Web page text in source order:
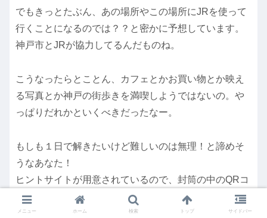
でもきっとたぶん、あの場所やこの場所にJRを使って
行くことになるのでは？？と密かに予想しています。
神戸市とJRが協力してるんだものね。
こうなったらとことん、カフェとかお買い物とか映え
る写真とか神戸の街歩きを満喫しようではないの。や
っぱりだれかといくべきだったなー。
もしも１日で解きたいけど難しいのは無理！と諦めそ
うなあなた！
ヒントサイトが用意されているので、封筒の中のQRコ
ードが書かれた紙をなくさないようにしてください。
（私は悔しいので絶対に見ないと決めているので、も
メニュー ホーム 検索 トップ サイドバー